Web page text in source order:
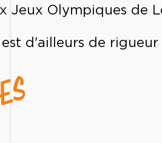
Jeux Olympiques de
d'ailleurs de rigueur